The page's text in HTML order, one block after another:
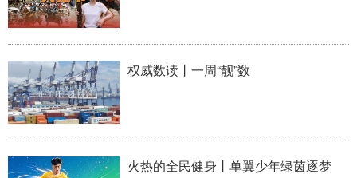
权威数读丨一周“靓”数
火热的全民健身丨单翼少年绿茵逐梦